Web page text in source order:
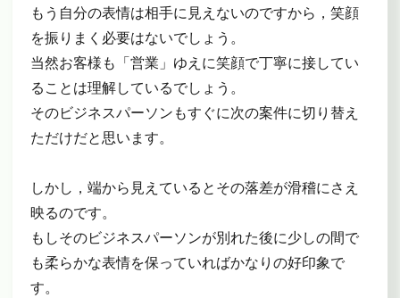
もう自分の表情は相手に見えないのですから，笑顔
を振りまく必要はないでしょう。
当然お客様も「営業」ゆえに笑顔で丁寧に接してい
ることは理解しているでしょう。
そのビジネスパーソンもすぐに次の案件に切り替え
ただけだと思います。
しかし，端から見えているとその落差が滑稽にさえ
映るのです。
もしそのビジネスパーソンが別れた後に少しの間で
も柔らかな表情を保っていればかなりの好印象で
す。